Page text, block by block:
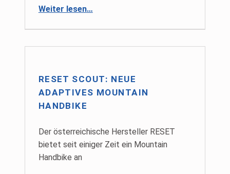
Weiter lesen…
RESET SCOUT: NEUE
ADAPTIVES MOUNTAIN
HANDBIKE
Der österreichische Hersteller RESET
bietet seit einiger Zeit ein Mountain
Handbike an